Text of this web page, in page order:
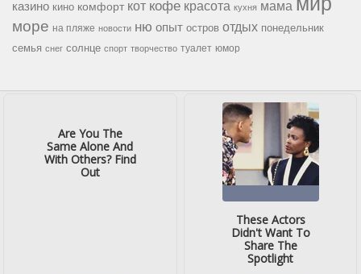
казино кино комфорт кот кофе красота кухня мама
море на пляже новости ню опыт остров отдых понедельник
семья снег солнце спорт творчество туалет юмор